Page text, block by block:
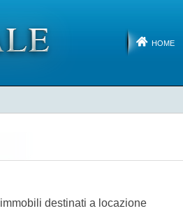
HOME
destinati a locazione